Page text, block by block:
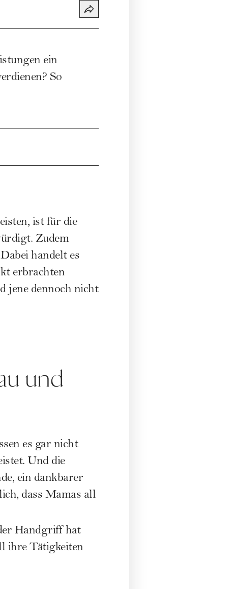
ein
So
ist für die
Zudem
handelt es
erbrachten
jene dennoch nicht
und
es gar nicht
Und die
ein dankbarer
dass Mamas all
Handgriff hat
ihre Tätigkeiten